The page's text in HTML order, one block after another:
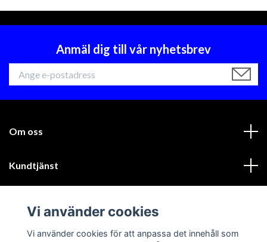
Anmäl dig till vår nyhetsbrev
Om oss
Kundtjänst
Sociala medier
Vi använder cookies
Vi använder cookies för att anpassa det innehåll som